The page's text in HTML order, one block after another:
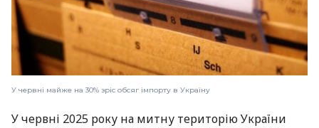
У червні майже на 30% зріс обсяг імпорту в Україну
У червні 2025 року на митну територію України